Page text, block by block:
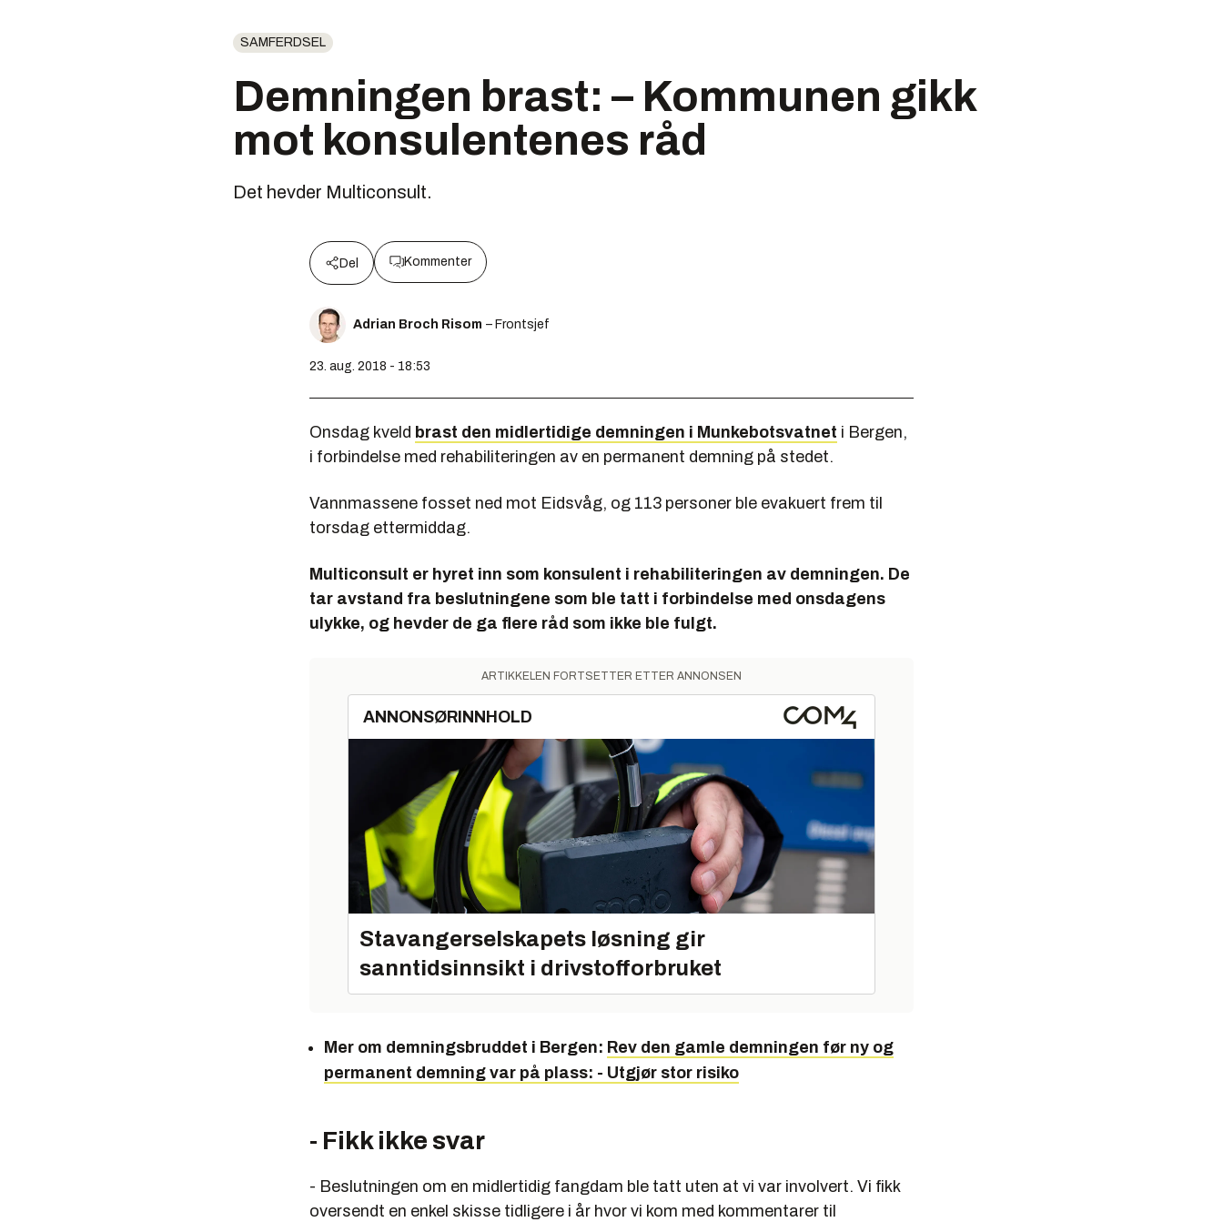
SAMFERDSEL
Demningen brast: – Kommunen gikk
mot konsulentenes råd
Det hevder Multiconsult.
Del Kommenter
Adrian Broch Risom – Frontsjef
23. aug. 2018 - 18:53
Onsdag kveld brast den midlertidige demningen i Munkebotsvatnet i Bergen,
i forbindelse med rehabiliteringen av en permanent demning på stedet.
Vannmassene fosset ned mot Eidsvåg, og 113 personer ble evakuert frem til
torsdag ettermiddag.
Multiconsult er hyret inn som konsulent i rehabiliteringen av demningen. De
tar avstand fra beslutningene som ble tatt i forbindelse med onsdagens
ulykke, og hevder de ga flere råd som ikke ble fulgt.
ARTIKKELEN FORTSETTER ETTER ANNONSEN
ANNONSØRINNHOLD
Stavangerselskapets løsning gir
sanntidsinnsikt i drivstofforbruket
Mer om demningsbruddet i Bergen: Rev den gamle demningen før ny og
permanent demning var på plass: - Utgjør stor risiko
- Fikk ikke svar
- Beslutningen om en midlertidig fangdam ble tatt uten at vi var involvert. Vi fikk
oversendt en enkel skisse tidligere i år hvor vi kom med kommentarer til